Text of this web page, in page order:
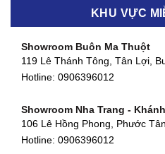
Showroom Biên Hòa - Đồng
Showroom Thuận An - Bình
Showroom Quận 11 - TP. HCM
KHU VỰC
Showroom Buôn Ma Thuột
119 Lê Thánh Tông, Tân Lợi,
Hotline: 0906396012
Showroom Nha Trang -
106 Lê Hồng Phong, Phước
Hotline: 0906396012